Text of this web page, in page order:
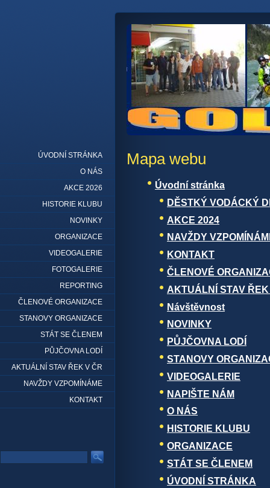
Mapa webu
Úvodní stránka
DĚSTKÝ VODÁCKÝ
AKCE 2024
NAVŽDY
KONTAKT
ČLENOVÉ
AKTUÁLNÍ STAV
Návštěvnost
NOVINKY
PŮJČOVNA LODÍ
STANOVY
VIDEOGALERIE
NAPIŠTE NÁM
O NÁS
HISTORIE KLUBU
ORGANIZACE
STÁT SE ČLENEM
ÚVODNÍ STRÁNKA
ÚVODNÍ STRÁNKA
O NÁS
AKCE 2026
HISTORIE KLUBU
NOVINKY
ORGANIZACE
VIDEOGALERIE
FOTOGALERIE
REPORTING
ČLENOVÉ ORGANIZACE
STANOVY ORGANIZACE
STÁT SE ČLENEM
PŮJČOVNA LODÍ
AKTUÁLNÍ STAV ŘEK V ČR
NAVŽDY VZPOMÍNÁME
KONTAKT